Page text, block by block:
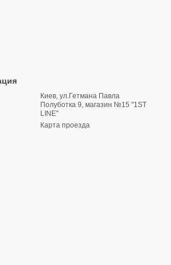
Киев, ул.Гетмана Павла
Полуботка 9, магазин №15 "1ST
LINE"
Карта проезда